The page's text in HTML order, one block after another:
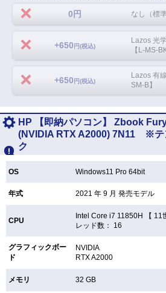
0円 なし（標
+650 円(税込)
Lazos 光
【L-MS-
+650 円(税込)
Lazos 有
SM-B】
HP 【即納パソコン】 Zbook
(NVIDIA RTX A2000) 7N11 ※
ク
OS Windows11 Pro 64bit
年式 2021 年 9 月 発売モデル
CPU
Intel Core i7 11850H 【 11
レッド数： 16
グラフィックボー
ド
NVIDIA
RTX A2000
メモリ 32 GB